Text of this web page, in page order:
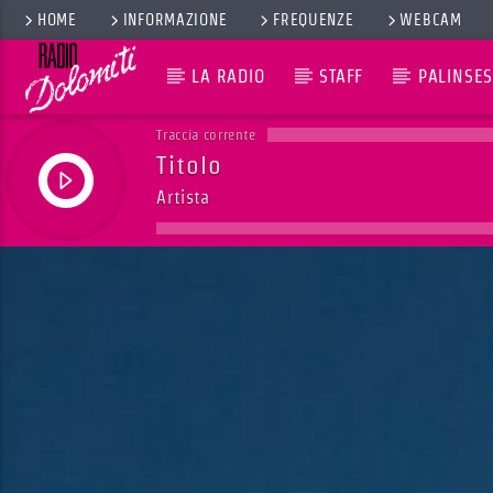
HOME INFORMAZIONE FREQUENZE WEBCAM
LA RADIO STAFF
Traccia corrente
Titolo
Artista